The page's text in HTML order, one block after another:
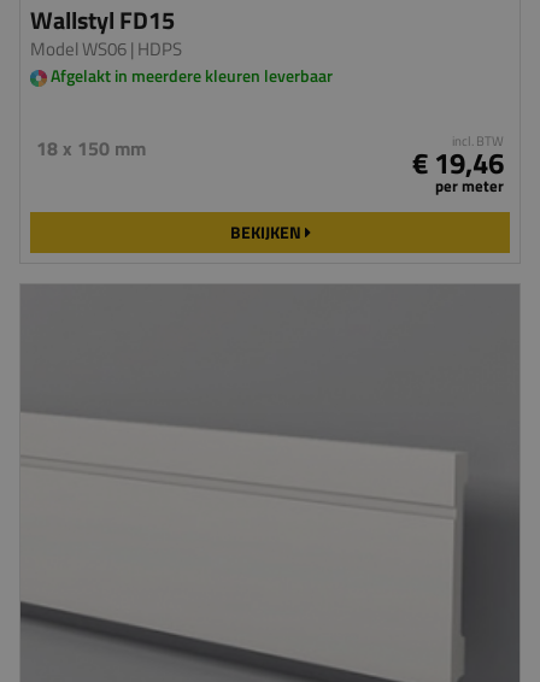
Wallstyl FD15
Model WS06| HDPS
Afgelakt in meerdere kleuren leverbaar
18 x 150 mm incl. BTW
€ 19,46
per meter
BEKIJKEN